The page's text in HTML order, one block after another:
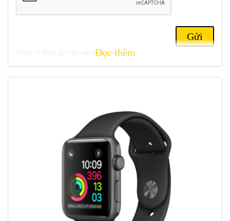
Chưa có đánh giá cho sản phẩm này.
Đọc thêm